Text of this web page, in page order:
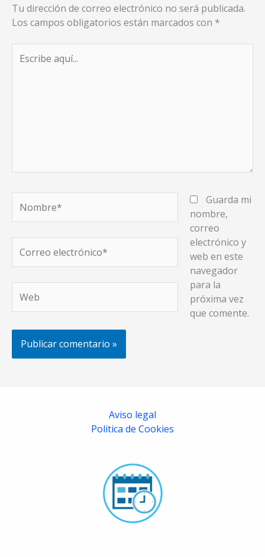
Tu dirección de correo electrónico no será publicada.
Los campos obligatorios están marcados con *
aquí...
electrónico*
Guarda mi
nombre,
correo
electrónico y
web en este
navegador
para la
próxima vez
que comente.
Aviso legal
Politica de Cookies